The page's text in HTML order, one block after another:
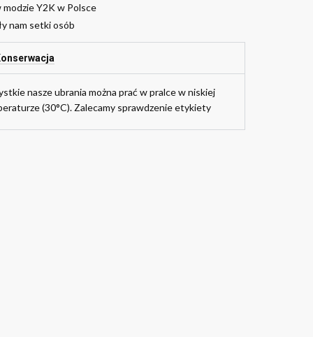
modzie Y2K w Polsce
nam setki osób
nasze ubrania można prać w pralce w niskiej
(30°C). Zalecamy sprawdzenie etykiety